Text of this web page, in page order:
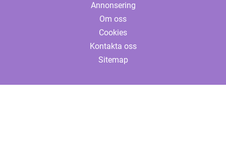
Annonsering
Om oss
Cookies
Kontakta oss
Sitemap